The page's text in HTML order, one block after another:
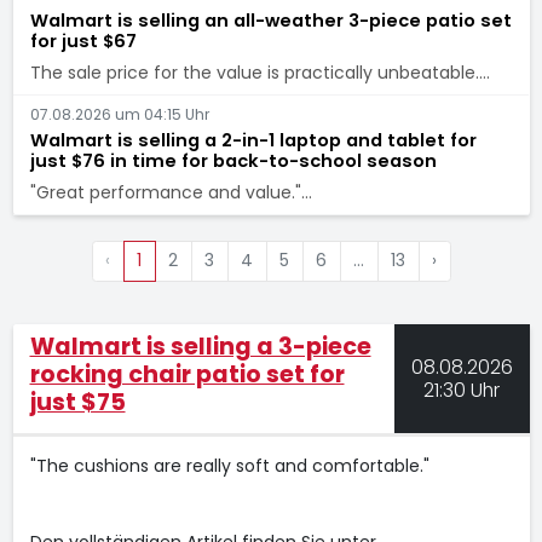
Walmart is selling an all-weather 3-piece patio set
for just $67
The sale price for the value is practically unbeatable.…
07.08.2026 um 04:15 Uhr
Walmart is selling a 2-in-1 laptop and tablet for
just $76 in time for back-to-school season
"Great performance and value."…
‹ 1 2 3 4 5 6 … 13 ›
Walmart is selling a 3-piece
rocking chair patio set for
just $75
08.08.2026
21:30 Uhr
"The cushions are really soft and comfortable."